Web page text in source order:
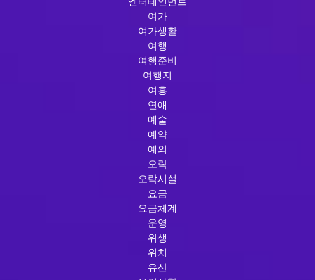
여가
여가생활
여행
여행준비
여행지
여흥
연애
예술
예약
예의
오락
오락시설
요금
요금체계
운영
위생
위치
유산